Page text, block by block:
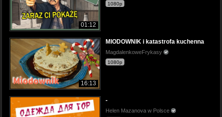
01:12
1080p
16:13
MIODOWNIK i katastrofa kuchenna
MagdalenkoweFrykasy
1080p
-
Helen Mazanova w Polsce